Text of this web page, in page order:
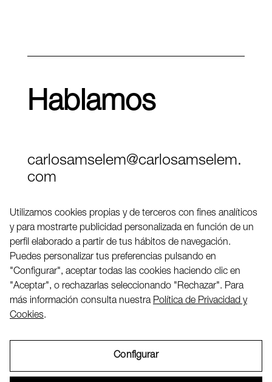
Hablamos
carlosamselem@carlosamselem.
com
Twitter
LinkedIN
2026 ©
Utilizamos cookies propias y de terceros con fines analíticos
y para mostrarte publicidad personalizada en función de un
perfil elaborado a partir de tus hábitos de navegación.
Puedes personalizar tus preferencias pulsando en
"Configurar", aceptar todas las cookies haciendo clic en
"Aceptar", o rechazarlas seleccionando "Rechazar". Para
más información consulta nuestra Política de Privacidad y
Cookies.
Configurar